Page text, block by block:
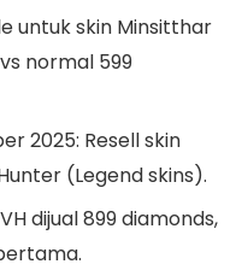
untuk skin Minsitthar
normal 599
2025: Resell skin
(Legend skins).
dijual 899 diamonds,